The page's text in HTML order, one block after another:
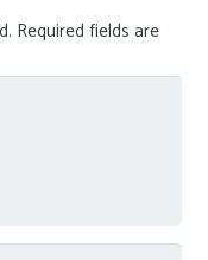
Required fields are